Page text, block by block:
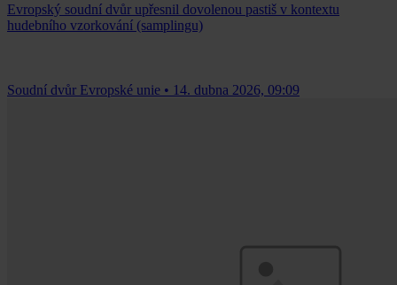
Evropský soudní dvůr upřesnil dovolenou pastiš v kontextu
hudebního vzorkování (samplingu)
Soudní dvůr Evropské unie • 14. dubna 2026, 09:09